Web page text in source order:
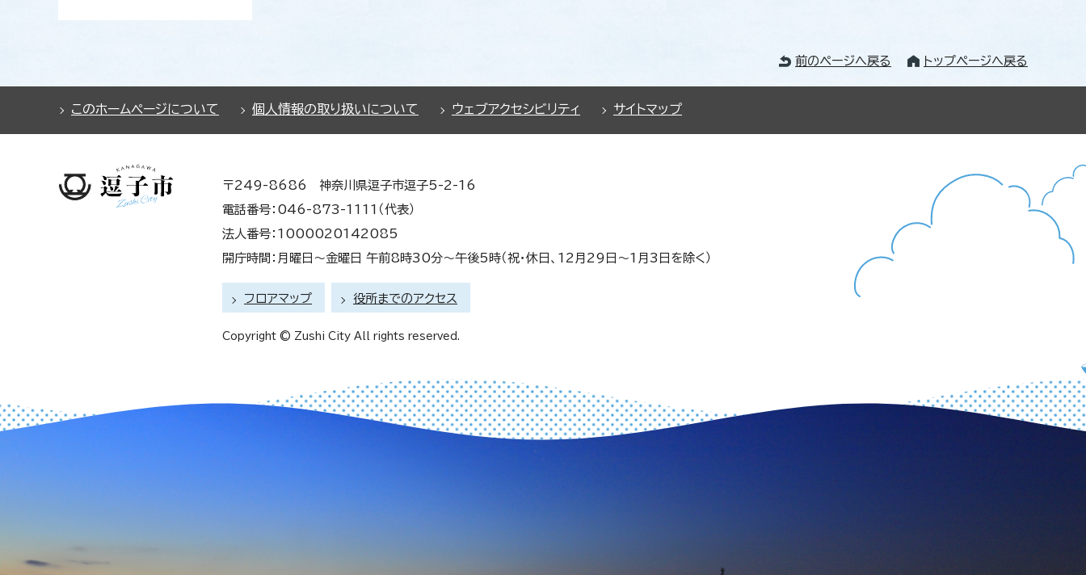
前のページへ戻る トップページへ戻る
このホームページについて 個人情報の取り扱いについて ウェブアクセシビリティ サイトマップ
〒249-8686 神奈川県逗子市逗子5-2-16
電話番号：046-873-1111（代表）
法人番号：1000020142085
開庁時間：月曜日～金曜日 午前8時30分～午後5時（祝・休日、12月29日～1月3日を除く）
フロアマップ 役所までのアクセス
Copyright © Zushi City All rights reserved.